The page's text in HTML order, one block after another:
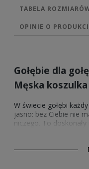
TABELA
OPINIE O
Gołębie dla
Męska koszulka
W świecie gołębi
jasno: bez Ciebie nie
niczego. To
– Trwałość jak u
Koszulka premium o